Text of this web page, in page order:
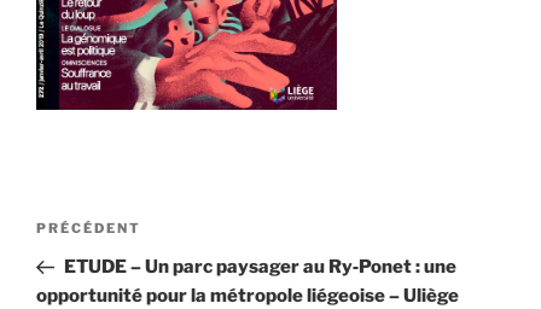
Navigation
l’article
Article
précédent
PRÉCÉDENT
ETUDE – Un parc paysager au Ry‐Ponet : une
opportunité pour la métropole liégeoise – Uliège